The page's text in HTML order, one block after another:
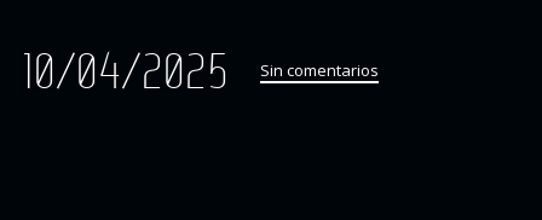
10/04/2025 Sin comentarios